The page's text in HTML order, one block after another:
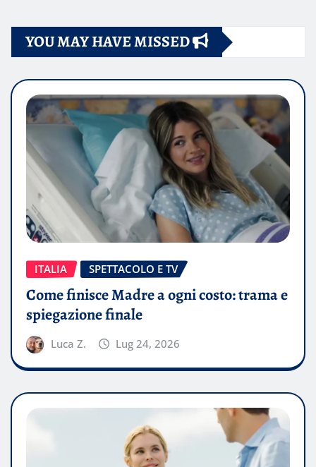
YOU MAY HAVE MISSED
ITALIA SPETTACOLO E TV
Come finisce Madre a ogni costo: trama e
spiegazione finale
Luca Z. Lug 24, 2026